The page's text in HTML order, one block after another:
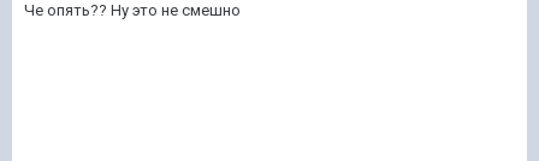
Че опять?? Ну это не смешно